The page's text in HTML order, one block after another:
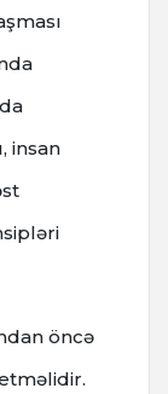
insan
öncə